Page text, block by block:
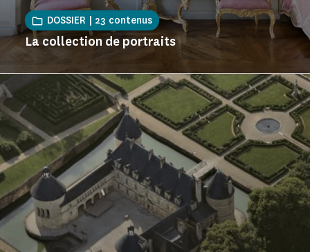
La collection de portraits
DOSSIER | 23 contenus